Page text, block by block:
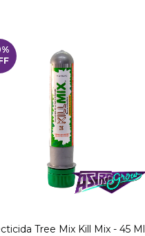
%
Tree Mix Kill Mix - 45 Ml